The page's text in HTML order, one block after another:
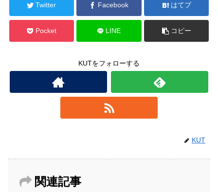
Twitter Facebook はてブ
Pocket LINE コピー
KUTをフォローする
KUT
関連記事